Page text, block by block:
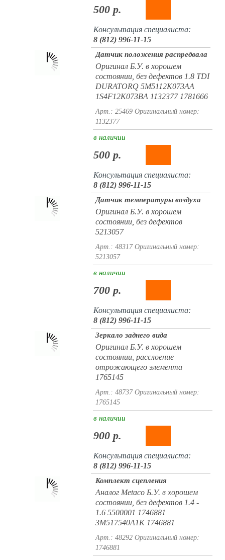
500 р.
Консультация специалиста:
8 (812) 996-11-15
Датчик положения распредвала
Оригинал Б.У. в хорошем
состоянии, без дефектов 1.8 TDI
DURATORQ 5M5112K073AA
1S4F12K073BA 1132377 1781666
Арт.: 25469 Оригинальный номер:
1132377
в наличии
500 р.
Консультация специалиста:
8 (812) 996-11-15
Датчик температуры воздуха
Оригинал Б.У. в хорошем
состоянии, без дефектов
5213057
Арт.: 48317 Оригинальный номер:
5213057
в наличии
700 р.
Консультация специалиста:
8 (812) 996-11-15
Зеркало заднего вида
Оригинал Б.У. в хорошем
состоянии, расслоение
отрожающего элемента
1765145
Арт.: 48737 Оригинальный номер:
1765145
в наличии
900 р.
Консультация специалиста:
8 (812) 996-11-15
Комплект сцепления
Аналог Metaco Б.У. в хорошем
состоянии, без дефектов 1.4 -
1.6 5500001 1746881
3M517540A1K 1746881
Арт.: 48292 Оригинальный номер:
1746881